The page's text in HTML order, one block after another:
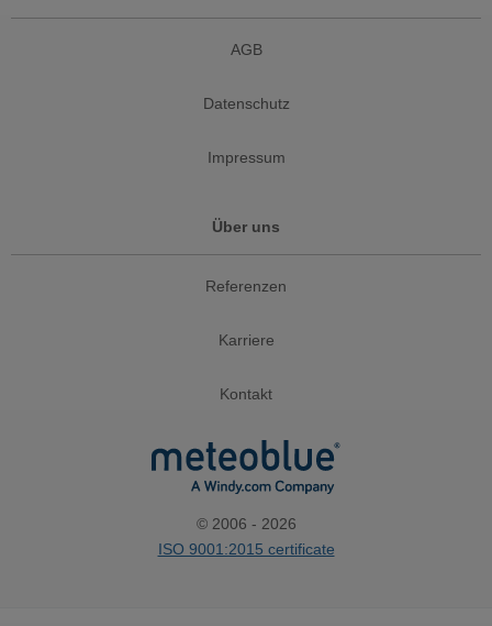
AGB
Datenschutz
Impressum
Über uns
Referenzen
Karriere
Kontakt
© 2006 - 2026
ISO 9001:2015 certificate